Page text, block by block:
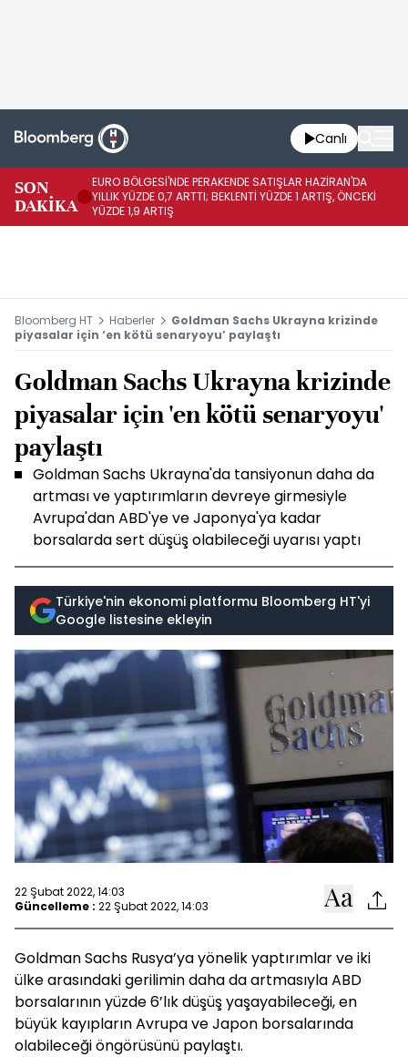
Canlı
SON
DAKİKA
EURO BÖLGESİ'NDE PERAKENDE SATIŞLAR HAZİRAN'DA
YILLIK YÜZDE 0,7 ARTTI; BEKLENTİ YÜZDE 1 ARTIŞ, ÖNCEKİ
YÜZDE 1,9 ARTIŞ
Bloomberg HT Haberler
Goldman Sachs Ukrayna krizinde
piyasalar için ‘en kötü senaryoyu’ paylaştı
Goldman Sachs Ukrayna krizinde
piyasalar için 'en kötü senaryoyu'
paylaştı
Goldman Sachs Ukrayna'da tansiyonun daha da
artması ve yaptırımların devreye girmesiyle
Avrupa'dan ABD'ye ve Japonya'ya kadar
borsalarda sert düşüş olabileceği uyarısı yaptı
Türkiye'nin ekonomi platformu Bloomberg HT'yi
Google listesine ekleyin
22 Şubat 2022, 14:03
Güncelleme : 22 Şubat 2022, 14:03
Goldman Sachs Rusya’ya yönelik yaptırımlar ve iki
ülke arasındaki gerilimin daha da artmasıyla ABD
borsalarının yüzde 6’lık düşüş yaşayabileceği, en
büyük kayıpların Avrupa ve Japon borsalarında
olabileceği öngörüsünü paylaştı.